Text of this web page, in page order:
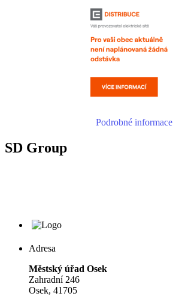
Podrobné informace
SD Group
Adresa
Městský úřad Osek
Zahradní 246
Osek, 41705